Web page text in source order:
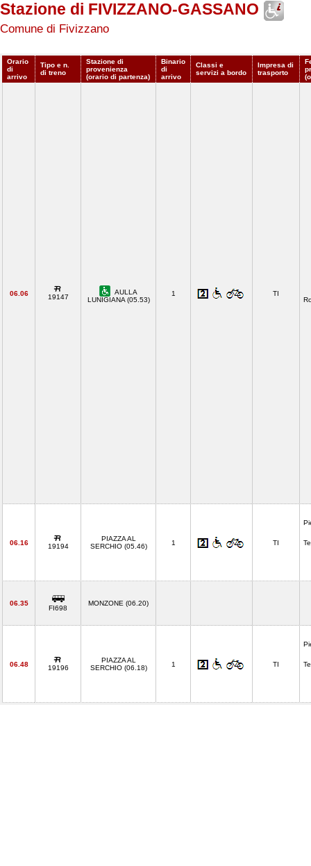
Stazione di FIVIZZANO-GASSANO
Comune di Fivizzano
Orario
di
arrivo
Tipo e n.
di treno
Stazione di
provenienza
(orario di partenza)
Binario
di
arrivo
Classi e
servizi a bordo
Impresa di
trasporto
06.06 19147
AULLA
LUNIGIANA (05.53)
1
TI
06.16 19194
PIAZZA AL
SERCHIO (05.46)
1 TI
06.35
FI698
MONZONE (06.20)
06.48 19196
PIAZZA AL
SERCHIO (06.18)
1 TI